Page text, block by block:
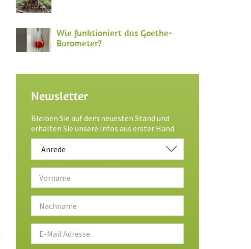
Wie funktioniert das Goethe-
Barometer?
Newsletter
Bleiben Sie auf dem neuesten Stand und
erhalten Sie unsere Infos aus erster Hand.
Anrede